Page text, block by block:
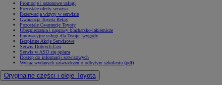
Promocje i sezonowe usługi
Pozostałe oferty serwisu
Rezerwacja wizyty w serwisie
Gwarancja Toyota Relax
Pozostałe Gwarancje Toyoty
Ubezpieczenia i naprawy blacharsko-lakiernicze
Innowacyjne usługi dla Twojej wygody
Bezpłatne Akcje Serwisowe
Serwis Dobrych Cen
Serwis w ASO się opłaca
Dostęp do informacji serwisowych
Wykaz wydanych zaświadczeń o odbytym szkoleniu (pdf)
Oryginalne części i oleje Toyota